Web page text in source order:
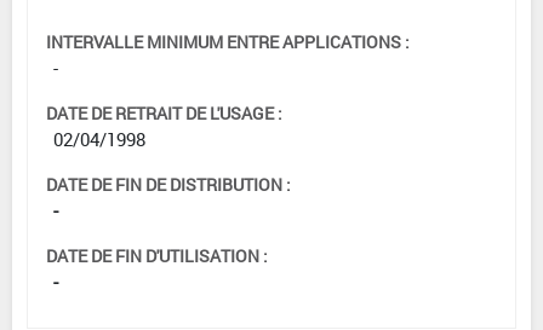
INTERVALLE MINIMUM ENTRE APPLICATIONS :
-
DATE DE RETRAIT DE L'USAGE :
02/04/1998
DATE DE FIN DE DISTRIBUTION :
-
DATE DE FIN D'UTILISATION :
-